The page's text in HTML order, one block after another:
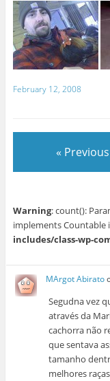
February 12, 2008
« Previous
Warning: count():
implements Countable
includes/class-wp-
MArgot Abirato
Segudna vez
através da
cachorra não
que sentava
tamanho
melhores